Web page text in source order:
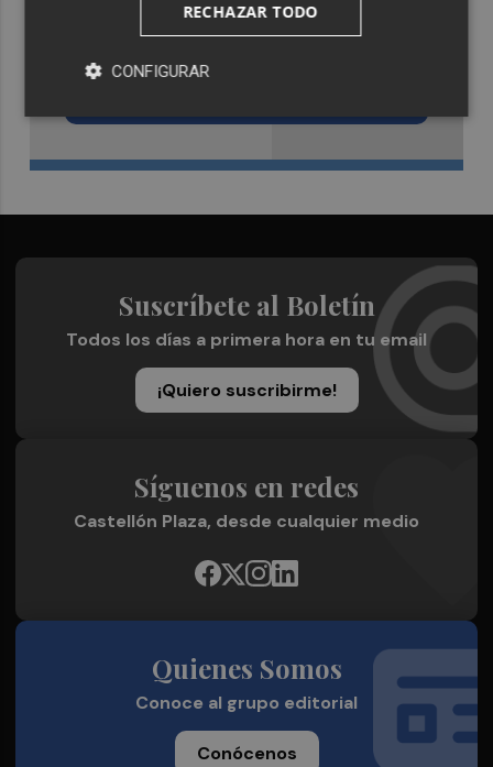
Recibe toda la actualidad de
Castellón Plaza en tu correo
Suscríbete al Boletín
Todos los días a primera hora en tu email
¡Quiero suscribirme!
Síguenos en redes
Castellón Plaza, desde cualquier medio
Quienes Somos
Conoce al grupo editorial
Conócenos
RECHAZAR TODO
CONFIGURAR